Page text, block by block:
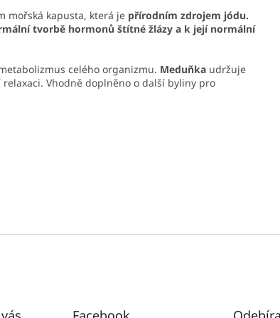
mořská kapusta, která je přírodním zdrojem jódu.
tvorbě hormonů štítné žlázy a k její normální
celého organizmu. Meduňka udržuje
Vhodně doplněno o další byliny pro